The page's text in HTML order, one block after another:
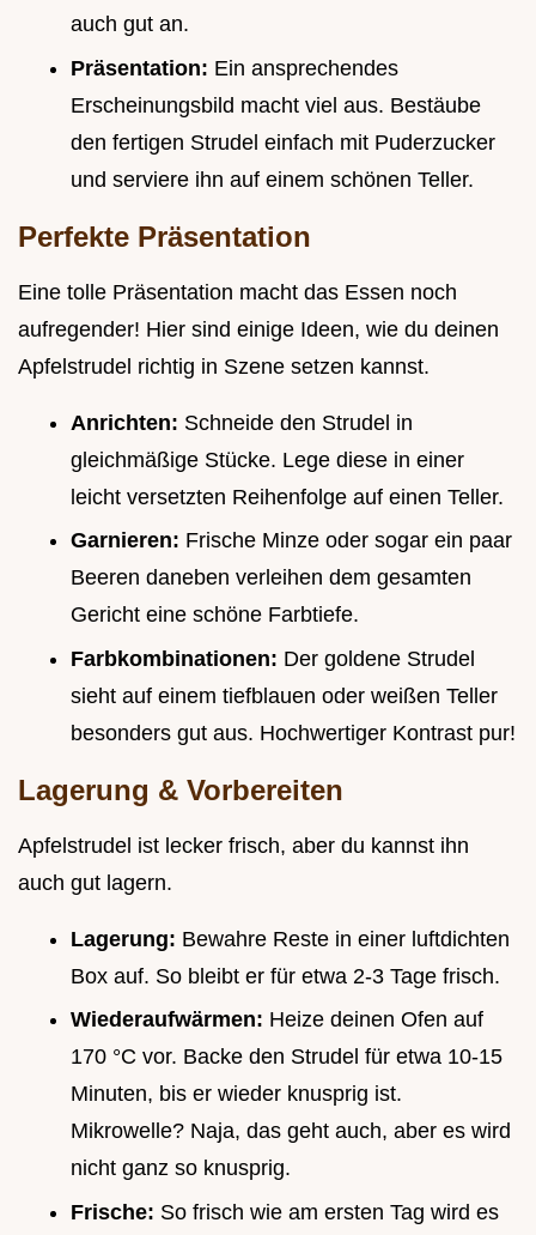
auch gut an.
Präsentation: Ein ansprechendes
Erscheinungsbild macht viel aus. Bestäube
den fertigen Strudel einfach mit Puderzucker
und serviere ihn auf einem schönen Teller.
Perfekte Präsentation
Eine tolle Präsentation macht das Essen noch
aufregender! Hier sind einige Ideen, wie du deinen
Apfelstrudel richtig in Szene setzen kannst.
Anrichten: Schneide den Strudel in
gleichmäßige Stücke. Lege diese in einer
leicht versetzten Reihenfolge auf einen Teller.
Garnieren: Frische Minze oder sogar ein paar
Beeren daneben verleihen dem gesamten
Gericht eine schöne Farbtiefe.
Farbkombinationen: Der goldene Strudel
sieht auf einem tiefblauen oder weißen Teller
besonders gut aus. Hochwertiger Kontrast pur!
Lagerung & Vorbereiten
Apfelstrudel ist lecker frisch, aber du kannst ihn
auch gut lagern.
Lagerung: Bewahre Reste in einer luftdichten
Box auf. So bleibt er für etwa 2-3 Tage frisch.
Wiederaufwärmen: Heize deinen Ofen auf
170 °C vor. Backe den Strudel für etwa 10-15
Minuten, bis er wieder knusprig ist.
Mikrowelle? Naja, das geht auch, aber es wird
nicht ganz so knusprig.
Frische: So frisch wie am ersten Tag wird es